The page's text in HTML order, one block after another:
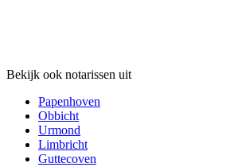
Bekijk ook notarissen uit
Papenhoven
Obbicht
Urmond
Limbricht
Guttecoven